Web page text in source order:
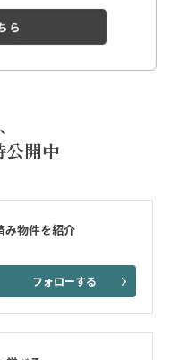
公開中
み物件を紹介
フォローする